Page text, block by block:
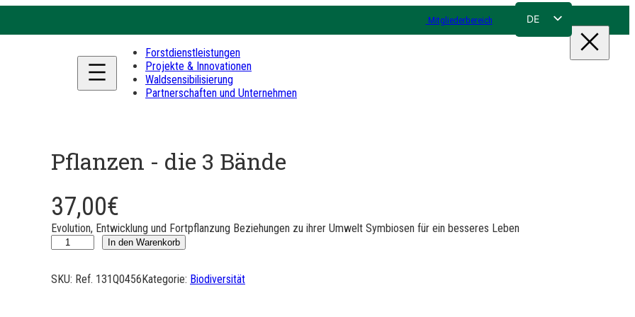
Mitgliederbereich DE
Forstdienstleistungen
Projekte & Innovationen
Waldsensibilisierung
Partnerschaften und Unternehmen
Pflanzen - die 3 Bände
37,00€
Evolution, Entwicklung und Fortpflanzung Beziehungen zu ihrer Umwelt Symbiosen für ein besseres Leben
e
v
In den Warenkorb
SKU: Ref. 131Q0456Kategorie: Biodiversität